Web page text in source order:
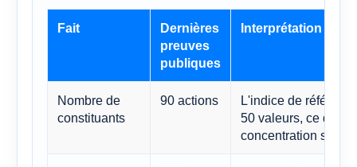
Fait
Dernières
preuves
publiques
Interprétation
Nombre de
constituants
90 actions
L'indice de
50 valeurs, ce qui
concentration